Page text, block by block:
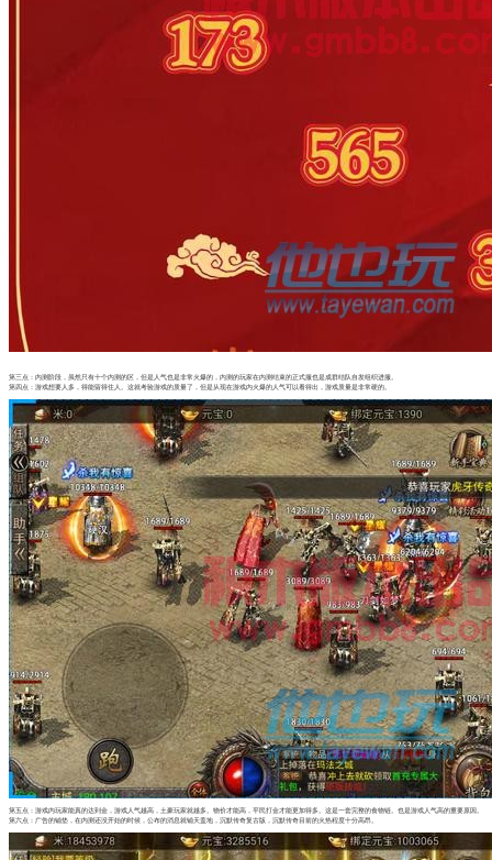
第三点：内测阶段，虽然只有十个内测的区，但是人气也是非常火爆的，内测的玩家在内测结束的正式服也是成群结队自发组织进服。
第四点：游戏想要人多，得能留得住人。这就考验游戏的质量了，但是从现在游戏内火爆的人气可以看得出，游戏质量是非常硬的。
第五点：游戏内玩家能真的达到金，游戏人气越高，土豪玩家就越多。物价才能高，平民打金才能更加得多。这是一套完整的食物链。也是游戏人气高的重要原因。
第六点：广告的铺垫，在内测还没开始的时候，公布的消息就铺天盖地，沉默传奇复古版，沉默传奇目前的火热程度十分高昂。